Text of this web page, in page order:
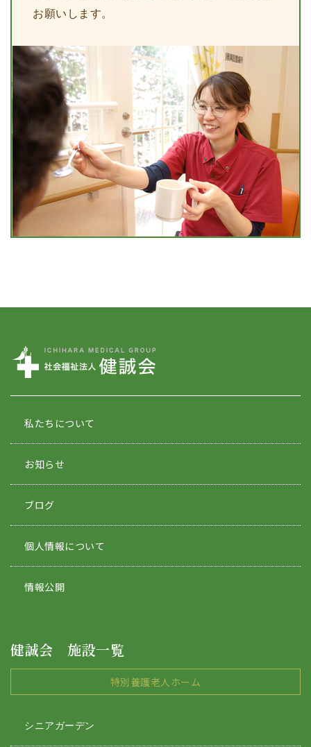
お願いします。
私たちについて
お知らせ
ブログ
個人情報について
情報公開
健誠会 施設一覧
特別養護老人ホーム
シニアガーデン